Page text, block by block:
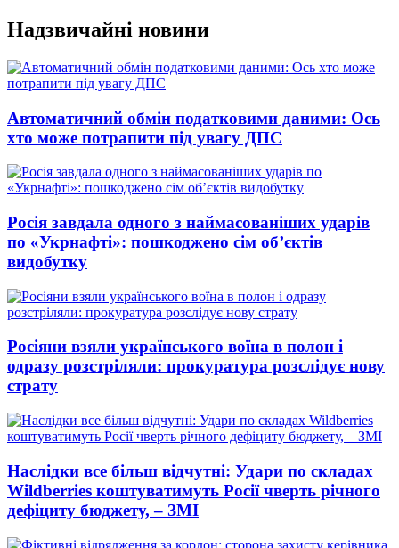
Перейти
до
вмісту
Надзвичайні новини
Автоматичний обмін податковими даними: Ось
хто може потрапити під увагу ДПС
Росія завдала одного з наймасованіших ударів
по «Укрнафті»: пошкоджено сім об’єктів
видобутку
Росіяни взяли українського воїна в полон і
одразу розстріляли: прокуратура розслідує нову
страту
Наслідки все більш відчутні: Удари по складах
Wildberries коштуватимуть Росії чверть річного
дефіциту бюджету, – ЗМІ